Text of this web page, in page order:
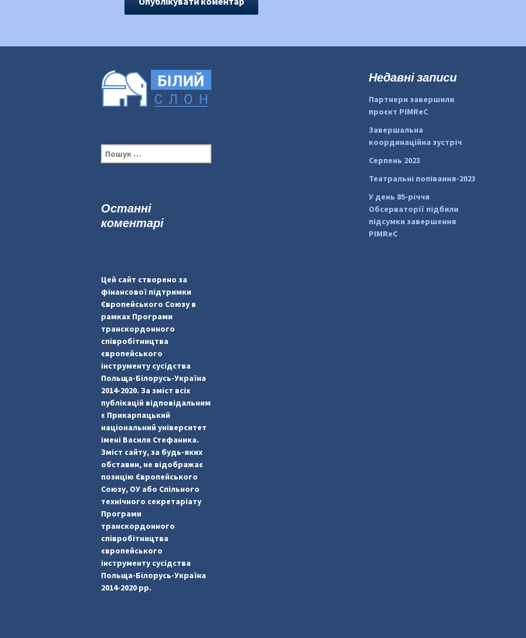
П
о
:
Недавні записи
Партнери завершили
проєкт PIMReC
Завершальна
координаційна зустріч
Серпень 2023
Театральні попівання-2023
У день 85-річчя
Обсерваторії підбили
підсумки завершення
PIMReC
Останні
коментарі
Цей сайт створено за
фінансової підтримки
Європейського Союзу в
рамках Програми
транскордонного
співробітництва
європейського
інструменту сусідства
Польща-Білорусь-Україна
2014-2020. За зміст всіх
публікацій відповідальним
є Прикарпацький
національний університет
імені Василя Стефаника.
Зміст сайту, за будь-яких
обставин, не відображає
позицію Європейського
Союзу, ОУ або Спільного
технічного секретаріату
Програми
транскордонного
співробітництва
європейського
інструменту сусідства
Польща-Білорусь-Україна
2014-2020 рр.